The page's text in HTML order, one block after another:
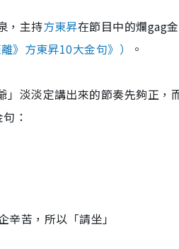
，主持方東昇在節目中的爛gag
》方東昇10大金句》） 。
淡淡定講出來的節奏先夠正，
：
苦，所以「請坐」